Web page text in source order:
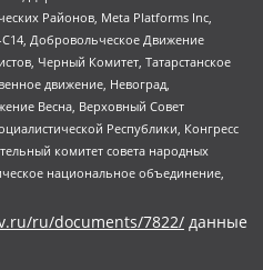
Районов, Meta Platforms Inc,
Добровольческое Движение
Черный Комитет, Татарстанское
движение, Невоград,
Весна, Верховный Совет
Республики, Конгресс
комитет совета народных
национальное объединение,
ru/documents/7822/ данные